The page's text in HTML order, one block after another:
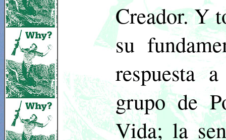
Creador. Y
su
respuesta
grupo de
Vida; la